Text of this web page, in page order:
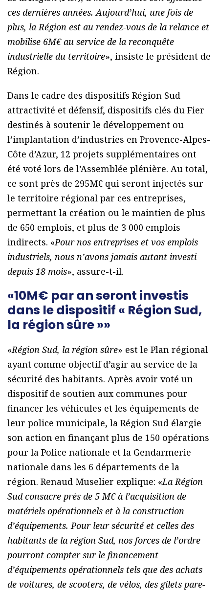
ces dernières années. Aujourd’hui, une fois de
plus, la Région est au rendez-vous de la relance et
mobilise 6M€ au service de la reconquête
industrielle du territoire», insiste le président de
Région.
Dans le cadre des dispositifs Région Sud
attractivité et défensif, dispositifs clés du Fier
destinés à soutenir le développement ou
l’implantation d’industries en Provence-Alpes-
Côte d’Azur, 12 projets supplémentaires ont
été voté lors de l’Assemblée plénière. Au total,
ce sont près de 295M€ qui seront injectés sur
le territoire régional par ces entreprises,
permettant la création ou le maintien de plus
de 650 emplois, et plus de 3 000 emplois
indirects. «Pour nos entreprises et vos emplois
industriels, nous n’avons jamais autant investi
depuis 18 mois», assure-t-il.
«10M€ par an seront investis
dans le dispositif « Région Sud,
la région sûre »»
«Région Sud, la région sûre» est le Plan régional
ayant comme objectif d’agir au service de la
sécurité des habitants. Après avoir voté un
dispositif de soutien aux communes pour
financer les véhicules et les équipements de
leur police municipale, la Région Sud élargie
son action en finançant plus de 150 opérations
pour la Police nationale et la Gendarmerie
nationale dans les 6 départements de la
région. Renaud Muselier explique: «La Région
Sud consacre près de 5 M€ à l’acquisition de
matériels opérationnels et à la construction
d’équipements. Pour leur sécurité et celles des
habitants de la région Sud, nos forces de l’ordre
pourront compter sur le financement
d’équipements opérationnels tels que des achats
de voitures, de scooters, de vélos, des gilets pare-